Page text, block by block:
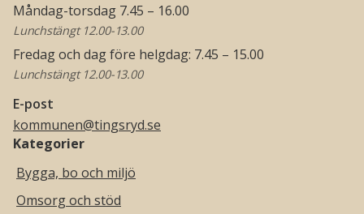
Måndag-torsdag 7.45 – 16.00
Lunchstängt 12.00-13.00
Fredag och dag före helgdag: 7.45 – 15.00
Lunchstängt 12.00-13.00
E-post
kommunen@tingsryd.se
Kategorier
Bygga, bo och miljö
Omsorg och stöd